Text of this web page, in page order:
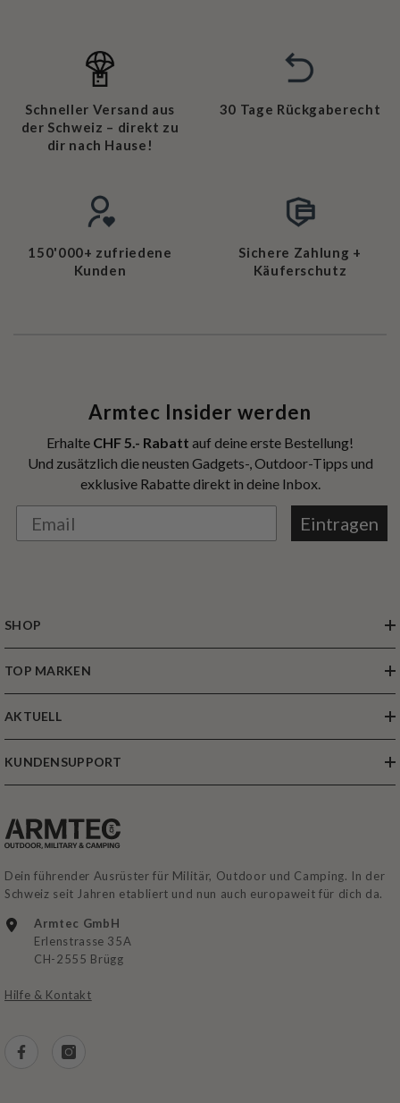
Schneller Versand aus
der Schweiz – direkt zu
dir nach Hause!
30 Tage Rückgaberecht
150'000+ zufriedene
Kunden
Sichere Zahlung +
Käuferschutz
Armtec Insider werden
Erhalte CHF 5.- Rabatt auf deine erste Bestellung!
Und zusätzlich die neusten Gadgets-, Outdoor-Tipps und
exklusive Rabatte direkt in deine Inbox.
Eintragen
SHOP
TOP MARKEN
AKTUELL
KUNDENSUPPORT
Dein führender Ausrüster für Militär, Outdoor und Camping. In der
Schweiz seit Jahren etabliert und nun auch europaweit für dich da.
Armtec GmbH
Erlenstrasse 35A
CH-2555 Brügg
Hilfe & Kontakt